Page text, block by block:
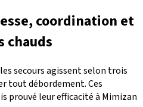
coordination et
chauds
secours agissent selon trois
tout débordement. Ces
prouvé leur efficacité à Mimizan